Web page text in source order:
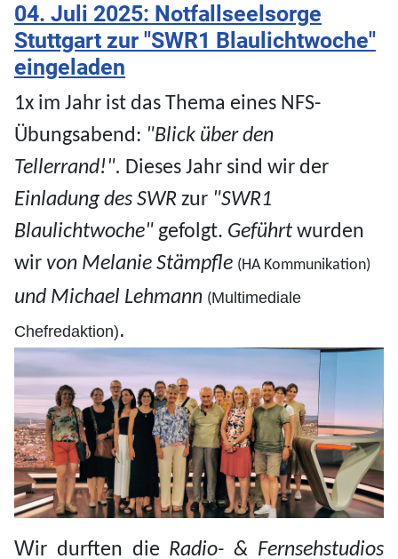
04. Juli 2025: Notfallseelsorge
Stuttgart zur "SWR1 Blaulichtwoche"
eingeladen
1x im Jahr ist das Thema eines NFS-
Übungsabend: "Blick über den
Tellerrand!". Dieses Jahr sind wir der
Einladung des SWR zur "SWR1
Blaulichtwoche" gefolgt. Geführt wurden
wir von Melanie Stämpfle (HA Kommunikation)
und Michael Lehmann (Multimediale
Chefredaktion).
Wir durften die Radio- & Fernsehstudios